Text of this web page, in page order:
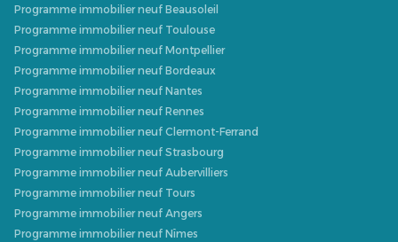
Programme immobilier neuf Beausoleil
Programme immobilier neuf Toulouse
Programme immobilier neuf Montpellier
Programme immobilier neuf Bordeaux
Programme immobilier neuf Nantes
Programme immobilier neuf Rennes
Programme immobilier neuf Clermont-Ferrand
Programme immobilier neuf Strasbourg
Programme immobilier neuf Aubervilliers
Programme immobilier neuf Tours
Programme immobilier neuf Angers
Programme immobilier neuf Nîmes